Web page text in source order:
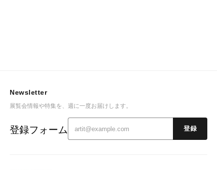
Newsletter
展覧会情報や特集を、週に一度お届けします。
登録フォーム 登録